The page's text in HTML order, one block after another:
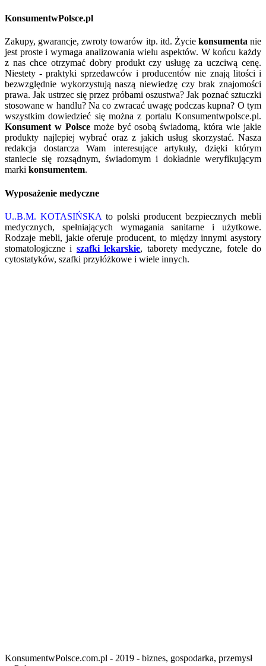
KonsumentwPolsce.pl
Zakupy, gwarancje, zwroty towarów itp. itd. Życie konsumenta nie
jest proste i wymaga analizowania wielu aspektów. W końcu każdy
z nas chce otrzymać dobry produkt czy usługę za uczciwą cenę.
Niestety - praktyki sprzedawców i producentów nie znają litości i
bezwzględnie wykorzystują naszą niewiedzę czy brak znajomości
prawa. Jak ustrzec się przez próbami oszustwa? Jak poznać sztuczki
stosowane w handlu? Na co zwracać uwagę podczas kupna? O tym
wszystkim dowiedzieć się można z portalu Konsumentwpolsce.pl.
Konsument w Polscemoże być osobą świadomą, która wie jakie
produkty najlepiej wybrać oraz z jakich usług skorzystać. Nasza
redakcja dostarcza Wam interesujące artykuły, dzięki którym
staniecie się rozsądnym, świadomym i dokładnie weryfikującym
marki konsumentem.
Wyposażenie medyczne
U..B.M. KOTASIŃSKA to polski producent bezpiecznych mebli
medycznych, spełniających wymagania sanitarne i użytkowe.
Rodzaje mebli, jakie oferuje producent, to między innymi asystory
stomatologiczne i szafki lekarskie, taborety medyczne, fotele do
cytostatyków, szafki przyłóżkowe i wiele innych.
KonsumentwPolsce.com.pl - 2019 - biznes, gospodarka, przemysł